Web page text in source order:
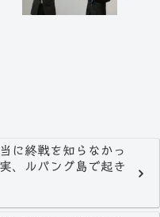
に終戦を知らなかっ
、ルバング島で起き